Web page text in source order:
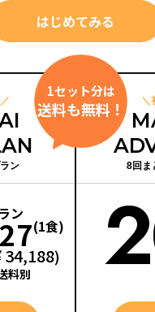
はじめてみる
1セット分は
送料も無料！
ン
ン
(1食)
34,188)
料別
＼
8回ま